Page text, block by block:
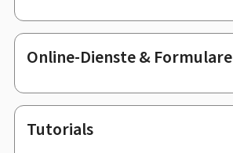
Online-Dienste & Formulare
Tutorials